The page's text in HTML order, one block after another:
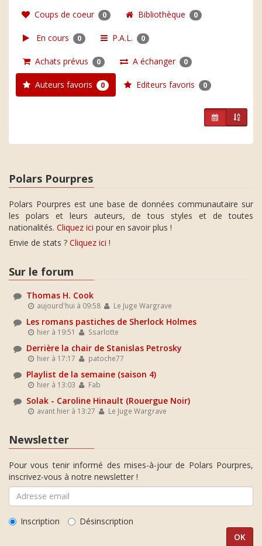
Coups de coeur 0 Bibliothèque 0
En cours 0 P.A.L. 0
Achats prévus 0 A échanger 0
Auteurs favoris 0 Editeurs favoris 0
Polars Pourpres
Polars Pourpres est une base de données communautaire sur
les polars et leurs auteurs, de tous styles et de toutes
nationalités. Cliquez ici pour en savoir plus !
Envie de stats ? Cliquez ici !
Sur le forum
Thomas H. Cook
aujourd'hui à 09:58 Le Juge Wargrave
Les romans pastiches de Sherlock Holmes
hier à 19:51 Ssarlotte
Derrière la chair de Stanislas Petrosky
hier à 17:17 patoche77
Playlist de la semaine (saison 4)
hier à 13:03 Fab
Solak - Caroline Hinault (Rouergue Noir)
avant hier à 13:27 Le Juge Wargrave
Newsletter
Pour vous tenir informé des mises-à-jour de Polars Pourpres,
inscrivez-vous à notre newsletter !
Inscription Désinscription